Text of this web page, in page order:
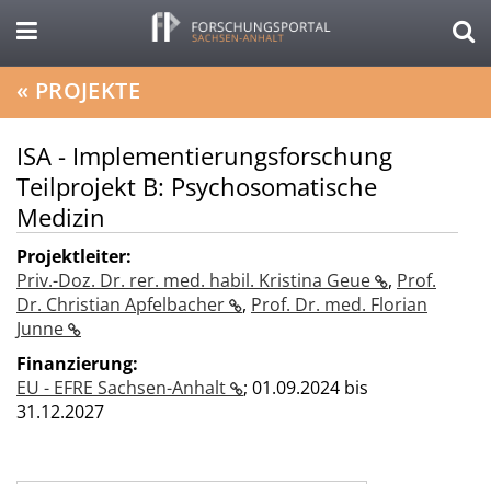
« PROJEKTE
ISA - Implementierungsforschung
Teilprojekt B: Psychosomatische
Medizin
Projektleiter:
Priv.-Doz. Dr. rer. med. habil. Kristina Geue
, Prof.
Dr. Christian Apfelbacher
, Prof. Dr. med. Florian
Junne
Finanzierung:
EU - EFRE Sachsen-Anhalt
; 01.09.2024 bis
31.12.2027